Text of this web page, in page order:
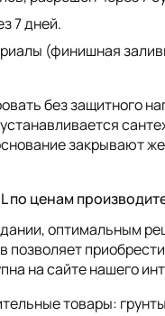
7 дней.
(финишная
без защитного
закрывают
ценам
оптимальным
на сайте нашего
товары: